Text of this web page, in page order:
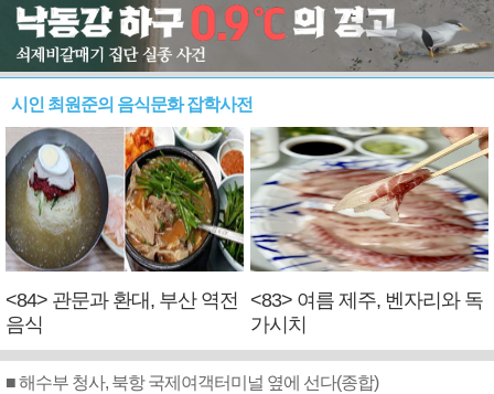
시인 최원준의 음식문화 잡학사전
<84> 관문과 환대, 부산 역전
음식
<83> 여름 제주, 벤자리와 독
가시치
■ 해수부 청사, 북항 국제여객터미널 옆에 선다(종합)